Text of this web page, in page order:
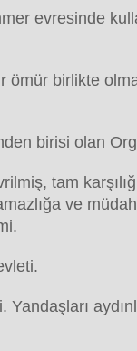
evresinde
ömür birlikte
birisi olan
tam
ve
Yandaşları